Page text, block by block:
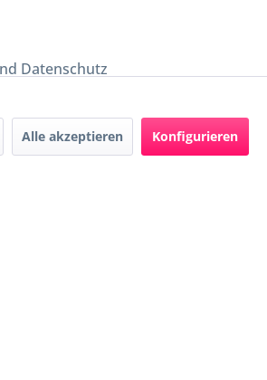
Datenschutz
Alle akzeptieren Konfigurieren